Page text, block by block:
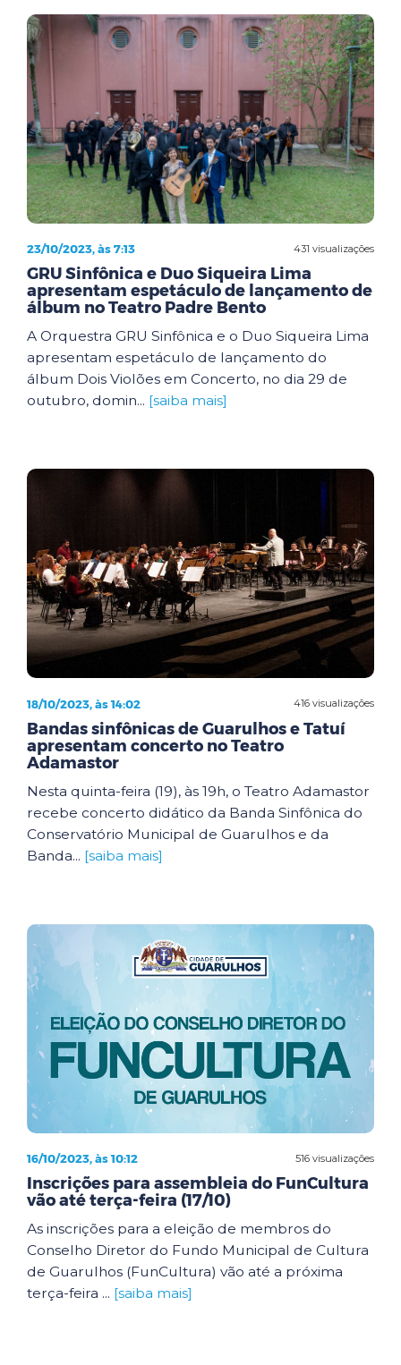
431 visualizações
23/10/2023, às 7:13
GRU Sinfônica e Duo Siqueira Lima
apresentam espetáculo de lançamento de
álbum no Teatro Padre Bento
A Orquestra GRU Sinfônica e o Duo Siqueira Lima
apresentam espetáculo de lançamento do
álbum Dois Violões em Concerto, no dia 29 de
outubro, domin... [saiba mais]
416 visualizações
18/10/2023, às 14:02
Bandas sinfônicas de Guarulhos e Tatuí
apresentam concerto no Teatro
Adamastor
Nesta quinta-feira (19), às 19h, o Teatro Adamastor
recebe concerto didático da Banda Sinfônica do
Conservatório Municipal de Guarulhos e da
Banda... [saiba mais]
516 visualizações
16/10/2023, às 10:12
Inscrições para assembleia do FunCultura
vão até terça-feira (17/10)
As inscrições para a eleição de membros do
Conselho Diretor do Fundo Municipal de Cultura
de Guarulhos (FunCultura) vão até a próxima
terça-feira ... [saiba mais]